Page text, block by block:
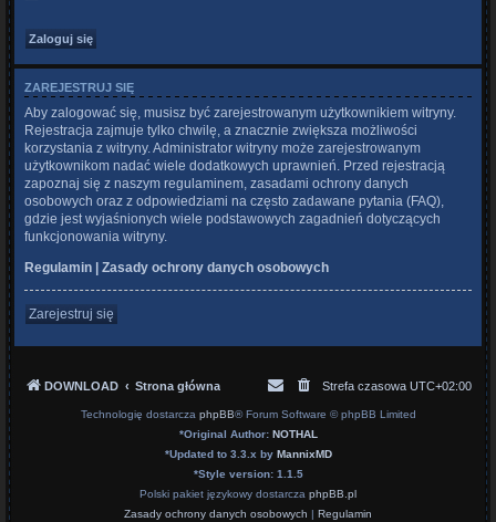
ZAREJESTRUJ SIĘ
Aby zalogować się, musisz być zarejestrowanym użytkownikiem witryny.
Rejestracja zajmuje tylko chwilę, a znacznie zwiększa możliwości
korzystania z witryny. Administrator witryny może zarejestrowanym
użytkownikom nadać wiele dodatkowych uprawnień. Przed rejestracją
zapoznaj się z naszym regulaminem, zasadami ochrony danych
osobowych oraz z odpowiedziami na często zadawane pytania (FAQ),
gdzie jest wyjaśnionych wiele podstawowych zagadnień dotyczących
funkcjonowania witryny.
Regulamin | Zasady ochrony danych osobowych
Zarejestruj się
DOWNLOAD Strona główna Strefa czasowa UTC+02:00
Technologię dostarcza phpBB® Forum Software © phpBB Limited
*Original Author: NOTHAL
*Updated to 3.3.x by MannixMD
*Style version: 1.1.5
Polski pakiet językowy dostarcza phpBB.pl
Zasady ochrony danych osobowych | Regulamin